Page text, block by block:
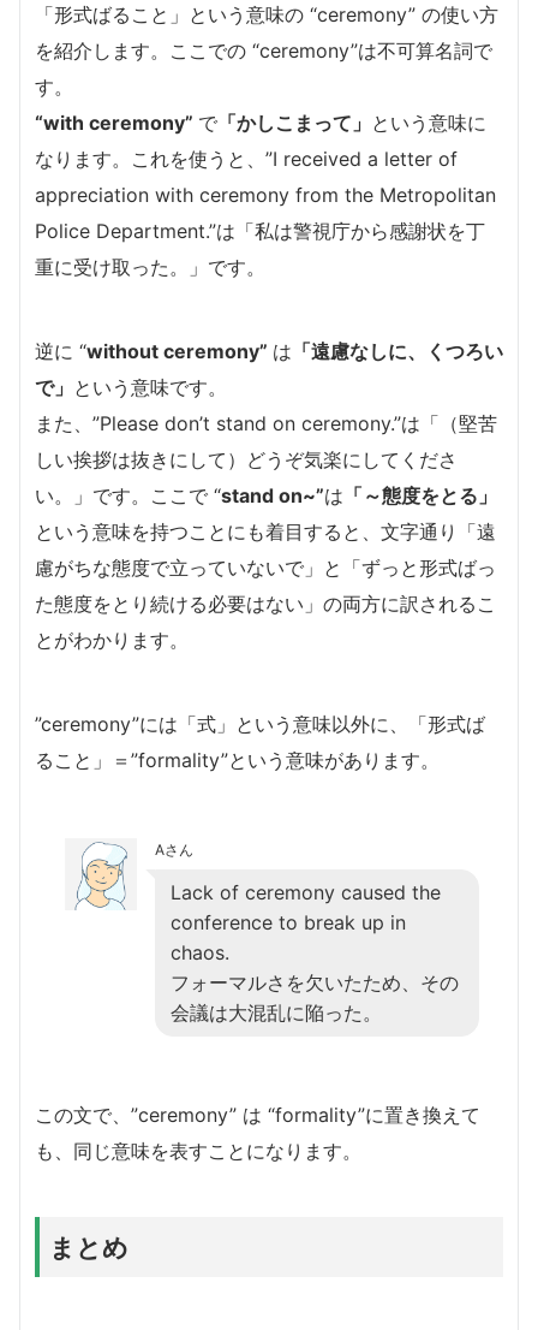
「形式ばること」という意味の “ceremony” の使い方
を紹介します。ここでの “ceremony”は不可算名詞で
す。
“with ceremony” で 「かしこまって」 という意味に
なります。これを使うと、”I received a letter of
appreciation with ceremony from the Metropolitan
Police Department.”は「私は警視庁から感謝状を丁
重に受け取った。」です。
逆に “without ceremony” は 「遠慮なしに、くつろい
で」 という意味です。
また、”Please don’t stand on ceremony.”は「（堅苦
しい挨拶は抜きにして）どうぞ気楽にしてくださ
い。」です。ここで “stand on~”は 「～態度をとる」
という意味を持つことにも着目すると、文字通り「遠
慮がちな態度で立っていないで」と「ずっと形式ばっ
た態度をとり続ける必要はない」の両方に訳されるこ
とがわかります。
”ceremony”には「式」という意味以外に、「形式ば
ること」＝”formality”という意味があります。
Aさん
Lack of ceremony caused the
conference to break up in
chaos.
フォーマルさを欠いたため、その
会議は大混乱に陥った。
この文で、”ceremony” は “formality”に置き換えて
も、同じ意味を表すことになります。
まとめ